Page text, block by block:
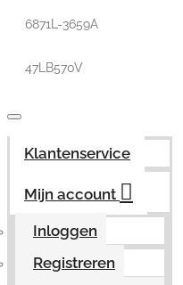
6871L-3659A
47LB570V
Klantenservice
Mijn account
Inloggen
Registreren